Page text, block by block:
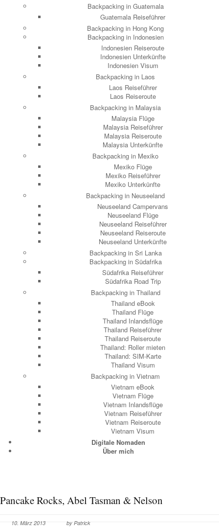
Backpacking in Guatemala
Guatemala Reiseführer
Backpacking in Hong Kong
Backpacking in Indonesien
Indonesien Reiseroute
Indonesien Unterkünfte
Indonesien Visum
Backpacking in Laos
Laos Reiseführer
Laos Reiseroute
Backpacking in Malaysia
Malaysia Flüge
Malaysia Reiseführer
Malaysia Reiseroute
Malaysia Unterkünfte
Backpacking in Mexiko
Mexiko Flüge
Mexiko Reiseführer
Mexiko Unterkünfte
Backpacking in Neuseeland
Neuseeland Campervans
Neuseeland Flüge
Neuseeland Reiseführer
Neuseeland Reiseroute
Neuseeland Unterkünfte
Backpacking in Sri Lanka
Backpacking in Südafrika
Südafrika Reiseführer
Südafrika Road Trip
Backpacking in Thailand
Thailand eBook
Thailand Flüge
Thailand Inlandsflüge
Thailand Reiseführer
Thailand Reiseroute
Thailand: Roller mieten
Thailand: SIM-Karte
Thailand Visum
Backpacking in Vietnam
Vietnam eBook
Vietnam Flüge
Vietnam Inlandsflüge
Vietnam Reiseführer
Vietnam Reiseroute
Vietnam Visum
Digitale Nomaden
Über mich
Pancake Rocks, Abel Tasman & Nelson
10. März 2013 by Patrick